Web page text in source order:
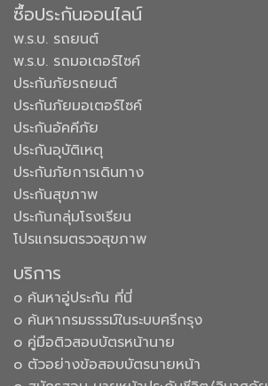
ซื้อประกันออนไลน์
พ.ร.บ. รถยนต์
พ.ร.บ. รถมอเตอร์ไซค์
ประกันภัยรถยนต์
ประกันภัยมอเตอร์ไซค์
ประกันอัคคีภัย
ประกันอุบัติเหตุ
ประกันภัยการเดินทาง
ประกันสุขภาพ
ประกันกลุ่มโรงเรียน
โปรแกรมตรวจสุขภาพ
บริการ
๐ ค้นหาอู่ประกัน ที่นี่
๐ ค้นหากรมธรรม์ในระบบศรีกรุง
๐ คู่มือติวสอบบัตรหน้านาย
๐ ตัวอย่างข้อสอบบัตรนายหน้า